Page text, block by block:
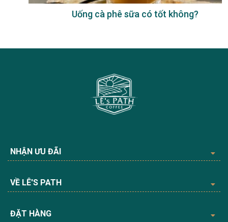
Uống cà phê sữa có tốt không?
NHẬN ƯU ĐÃI
VỀ LÊ'S PATH
ĐẶT HÀNG